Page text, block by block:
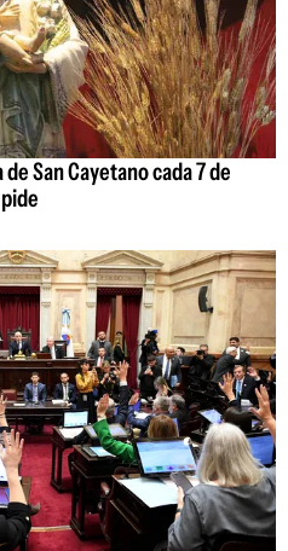
San Cayetano cada 7 de